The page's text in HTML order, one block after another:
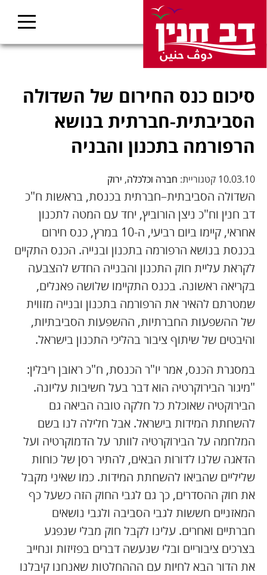
סיכום כנס החירום של השדולה
הסביבתית-חברתית בנושא
הרפורמה בתכנון והבניה
10.03.10 קטגוריית: חברה וכלכלה, ירוק
השדולה הסביבתית–חברתית בכנסת, בראשות ח"כ
דב חנין וח"כ ניצן הורוביץ, יחד עם המטה לתכנון
אחראי, קיימו ביום רביעי, ה-10 במרץ, כנס חירום
בכנסת בנושא הרפורמה בתכנון ובנייה. הכנס התקיים
לקראת עליית חוק התכנון והבנייה החדש להצבעה
בקריאה ראשונה. בכנס התקיימו שלושה פאנלים,
שמטרתם להאיר את הרפורמה בתכנון ובנייה מזווית
של ההשפעות החברתיות, ההשפעות הסביבתיות,
והיבטים של שיתוף ציבור בהליכי התכנון בישראל.
במסגרת הכנס, אמר יו"ר הכנסת, ח"כ ראובן ריבלין:
"מיגור הבירוקרטיה הוא דבר בעל חשיבות עליונה.
הבירוקטיה שאוכלת כל חלקה טובה הביאה גם
להשחתת המידות בישראל. אבל חלילה לנו בשם
המלחמה על הבירוקרטיה לוותר על הדמוקרטיה ועל
הדאגה שלנו לדורות הבאים, להתיר רסן של כוחות
שליליים שהביאו להשחתת המידות. כמו שאיני מקבל
את חוק ההסדרים, כך גם לגבי החוק הזה כשעל כף
המאזניים חששות לגבי הסביבה ולגבי נושאים
חברתיים ואחרים. עלינו לקבל חוק מבלי שנפגע
בצרכים ציבוריים ובלי שנעשה דברים בפזיזות ונחייב
את הדור הבא לחיות עם הההחלטות שאנחנו קיבלנו